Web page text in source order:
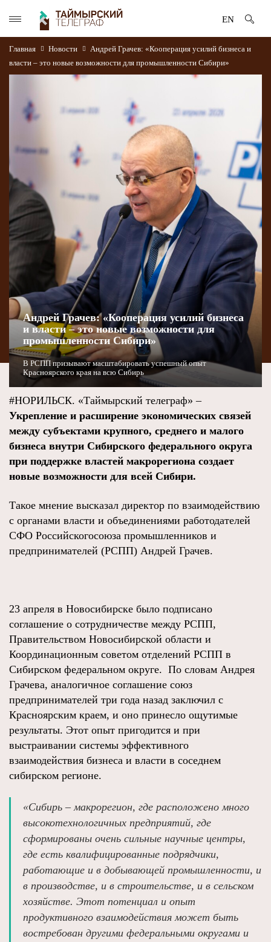
EN
Главная Новости
Андрей Грачев: «Кооперация усилий бизнеса и
власти ‒ это новые возможности для промышленности Сибири»
Андрей Грачев: «Кооперация усилий бизнеса
и власти ‒ это новые возможности для
промышленности Сибири»
В РСПП призывают масштабировать успешный опыт
Красноярского края на всю Сибирь
#НОРИЛЬСК. «Таймырский телеграф» –
Укрепление и расширение экономических связей
между субъектами крупного, среднего и малого
бизнеса внутри Сибирского федерального округа
при поддержке властей макрорегиона создает
новые возможности для всей Сибири.
Такое мнение высказал директор по взаимодействию
с органами власти и объединениями работодателей
СФО Российскогосоюза промышленников и
предпринимателей (РСПП) Андрей Грачев.
23 апреля в Новосибирске было подписано
соглашение о сотрудничестве между РСПП,
Правительством Новосибирской области и
Координационным советом отделений РСПП в
Сибирском федеральном округе. По словам Андрея
Грачева, аналогичное соглашение союз
предпринимателей три года назад заключил с
Красноярским краем, и оно принесло ощутимые
результаты. Этот опыт пригодится и при
выстраивании системы эффективного
взаимодействия бизнеса и власти в соседнем
сибирском регионе.
«Сибирь ‒ макрорегион, где расположено много
высокотехнологичных предприятий, где
сформированы очень сильные научные центры,
где есть квалифицированные подрядчики,
работающие и в добывающей промышленности, и
в производстве, и в строительстве, и в сельском
хозяйстве. Этот потенциал и опыт
продуктивного взаимодействия может быть
востребован другими федеральными округами и